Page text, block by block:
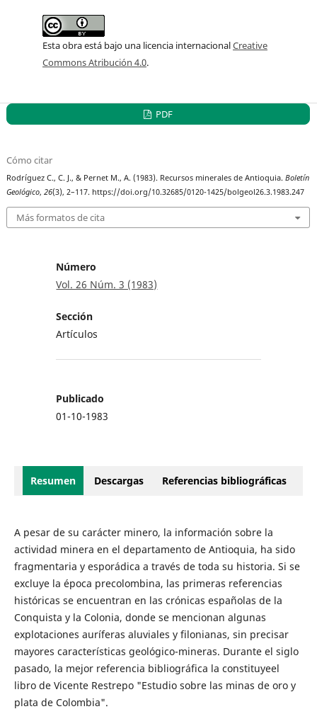
Esta obra está bajo una licencia internacionalCreative
Commons Atribución 4.0.
PDF
Cómo citar
Rodríguez C., C. J., & Pernet M., A. (1983). Recursos minerales de Antioquia.Boletín
Geológico,26(3), 2–117. https://doi.org/10.32685/0120-1425/bolgeol26.3.1983.247
Más formatos de cita
Número
Vol. 26 Núm. 3 (1983)
Sección
Artículos
Publicado
01-10-1983
Resumen Descargas Referencias bibliográficas
A pesar de su carácter minero, la información sobre la
actividad minera en el departamento de Antioquia, ha sido
fragmentaria y esporádica a través de toda su historia. Si se
excluye la época precolombina, las primeras referencias
históricas se encuentran en las crónicas españolas de la
Conquista y la Colonia, donde se mencionan algunas
explotaciones auríferas aluviales y filonianas, sin precisar
mayores características geológico-mineras. Durante el siglo
pasado, la mejor referencia bibliográfica la constituyeel
libro de Vicente Restrepo "Estudio sobre las minas de oro y
plata de Colombia".